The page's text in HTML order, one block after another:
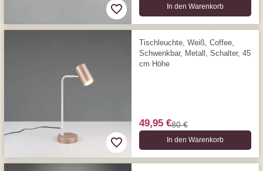
In den Warenkorb
Tischleuchte, Weiß, Coffee,
Schwenkbar, Metall, Schalter, 45
cm Höhe
49,95 €80 €
In den Warenkorb